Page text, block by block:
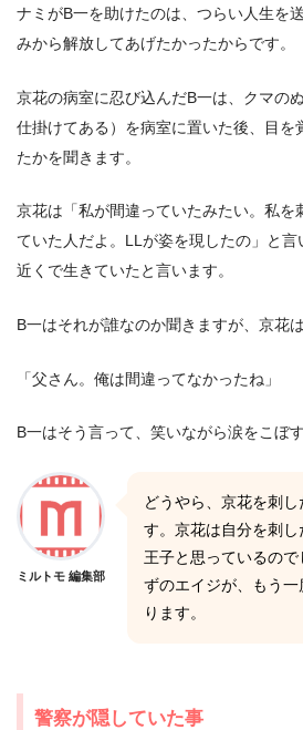
ナミがB一を助けたのは、つらい人生を
みから解放してあげたかったからです。
京花の病室に忍び込んだB一は、クマの
仕掛けてある）を病室に置いた後、目を
たかを聞きます。
京花は「私が間違っていたみたい。私を
ていた人だよ。LLが姿を現したの」と
近くで生きていたと言います。
B一はそれが誰なのか聞きますが、京花
「父さん。俺は間違ってなかったね」
B一はそう言って、笑いながら涙をこぼす
ミルトモ 編集部
どうやら、京花を刺
す。京花は自分を刺
王子と思っているの
ずのエイジが、もう
ります。
警察が隠していた事